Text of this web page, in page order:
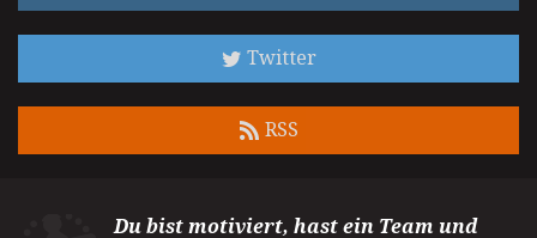
Twitter
RSS
Du bist motiviert, hast ein Team und